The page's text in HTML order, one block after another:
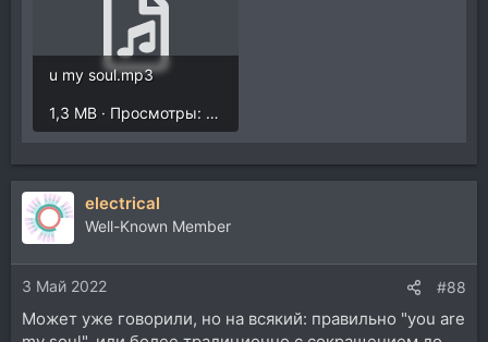
u my soul.mp3
1,3 MB · Просмотры: 724
electrical
Well-Known Member
3 Май 2022 #88
Может уже говорили, но на всякий: правильно "you are